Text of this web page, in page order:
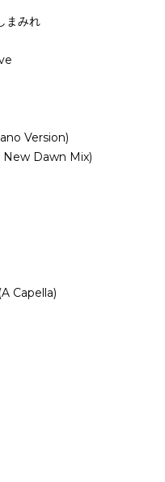
まみれ
Version)
New Dawn Mix)
Capella)